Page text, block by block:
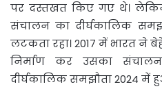
पर दस्तखत किए गए थे।
संचालन का दीर्घकालिक
लटकता रहा। 2017 में भारत ने
निर्माण कर उसका
दीर्घकालिक समझौता 2024 में